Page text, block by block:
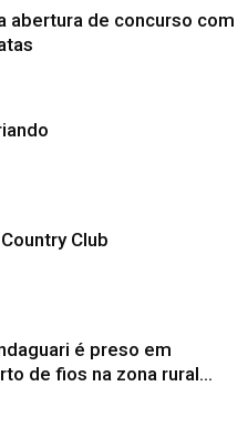
abertura de concurso com
Club
é preso em
de fios na zona rural...